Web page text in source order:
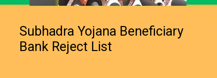
Subhadra Yojana Beneficiary
Bank Reject List